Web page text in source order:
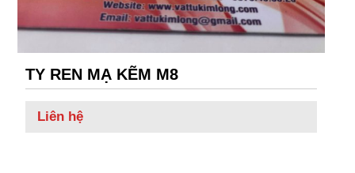
TY REN MẠ KẼM M8
Liên hệ